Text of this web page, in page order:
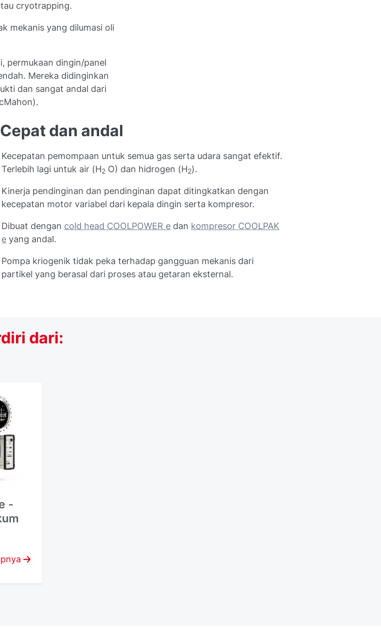
cryotrapping.
mekanis yang dilumasi oli
permukaan dingin/panel
Mereka didinginkan
dan sangat andal dari
Cepat dan andal
Kecepatan pemompaan untuk semua gas serta udara sangat efektif.
Terlebih lagi untuk air (H2 O) dan hidrogen (H2).
Kinerja pendinginan dan pendinginan dapat ditingkatkan dengan
kecepatan motor variabel dari kepala dingin serta kompresor.
Dibuat dengan cold head COOLPOWER e dan kompresor COOLPAK
e yang andal.
Pompa kriogenik tidak peka terhadap gangguan mekanis dari
partikel yang berasal dari proses atau getaran eksternal.
dari:
-